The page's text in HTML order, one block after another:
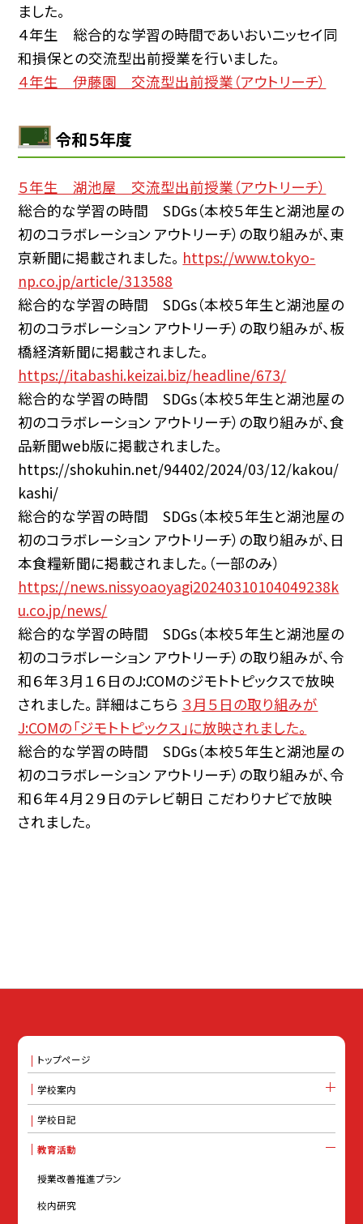
ました。
４年生 総合的な学習の時間であいおいニッセイ同
和損保との交流型出前授業を行いました。
４年生 伊藤園 交流型出前授業（アウトリーチ）
令和５年度
５年生 湖池屋 交流型出前授業（アウトリーチ）
総合的な学習の時間 SDGs（本校５年生と湖池屋の
初のコラボレーション アウトリーチ）の取り組みが、東
京新聞に掲載されました。 https://www.tokyo-
np.co.jp/article/313588
総合的な学習の時間 SDGs（本校５年生と湖池屋の
初のコラボレーション アウトリーチ）の取り組みが、板
橋経済新聞に掲載されました。
https://itabashi.keizai.biz/headline/673/
総合的な学習の時間 SDGs（本校５年生と湖池屋の
初のコラボレーション アウトリーチ）の取り組みが、食
品新聞web版に掲載されました。
https://shokuhin.net/94402/2024/03/12/kakou/
kashi/
総合的な学習の時間 SDGs（本校５年生と湖池屋の
初のコラボレーション アウトリーチ）の取り組みが、日
本食糧新聞に掲載されました。（一部のみ）
https://news.nissyoaoyagi20240310104049238k
u.co.jp/news/
総合的な学習の時間 SDGs（本校５年生と湖池屋の
初のコラボレーション アウトリーチ）の取り組みが、令
和６年３月１６日のJ:COMのジモトトピックスで放映
されました。 詳細はこちら ３月５日の取り組みが
J:COMの「ジモトトピックス」に放映されました。
総合的な学習の時間 SDGs（本校５年生と湖池屋の
初のコラボレーション アウトリーチ）の取り組みが、令
和６年４月２９日のテレビ朝日 こだわりナビで放映
されました。
トップページ
学校案内
学校日記
教育活動
授業改善推進プラン
校内研究